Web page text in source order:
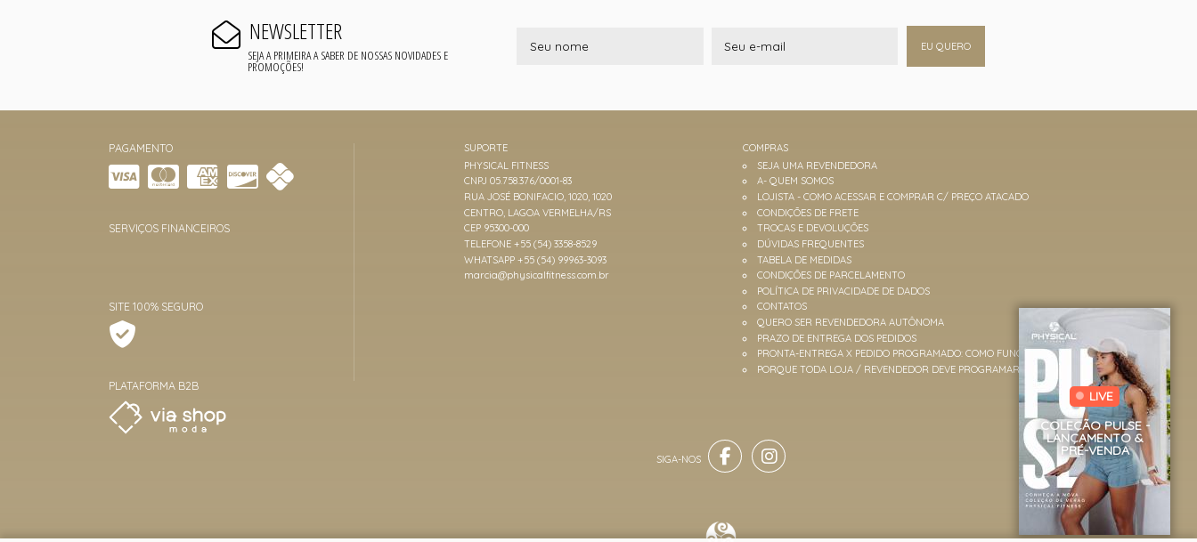
NEWSLETTER
SEJA A PRIMEIRA A SABER DE NOSSAS NOVIDADES E
PROMOÇÕES!
EU QUERO
PAGAMENTO
SERVIÇOS FINANCEIROS
SITE 100% SEGURO
PLATAFORMA B2B
SUPORTE
PHYSICAL FITNESS
CNPJ 05.758.376/0001-83
RUA JOSÉ BONIFACIO, 1020, 1020
CENTRO, LAGOA VERMELHA/RS
CEP 95300-000
TELEFONE +55 (54) 3358-8529
WHATSAPP +55 (54) 99963-3093
marcia@physicalfitness.com.br
COMPRAS
SEJA UMA REVENDEDORA
A- QUEM SOMOS
LOJISTA - COMO ACESSAR E COMPRAR C/ PREÇO ATACADO
CONDIÇÕES DE FRETE
TROCAS E DEVOLUÇÕES
DÚVIDAS FREQUENTES
TABELA DE MEDIDAS
CONDIÇÕES DE PARCELAMENTO
POLÍTICA DE PRIVACIDADE DE DADOS
CONTATOS
QUERO SER REVENDEDORA AUTÔNOMA
PRAZO DE ENTREGA DOS PEDIDOS
PRONTA-ENTREGA X PEDIDO PROGRAMADO: COMO FUNCIONAM
PORQUE TODA LOJA / REVENDEDOR DEVE PROGRAMAR PEDIDOS?
LIVE
COLEÇÃO PULSE -
LANÇAMENTO &
PRÉ-VENDA